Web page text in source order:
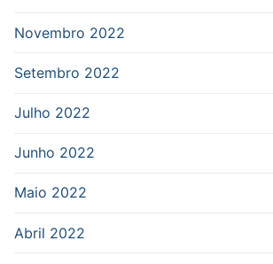
Novembro 2022
Setembro 2022
Julho 2022
Junho 2022
Maio 2022
Abril 2022